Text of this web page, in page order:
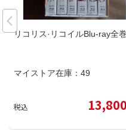
リコリス·リコイルBlu-ray全巻
マイストア在庫： 49
税込 13,800